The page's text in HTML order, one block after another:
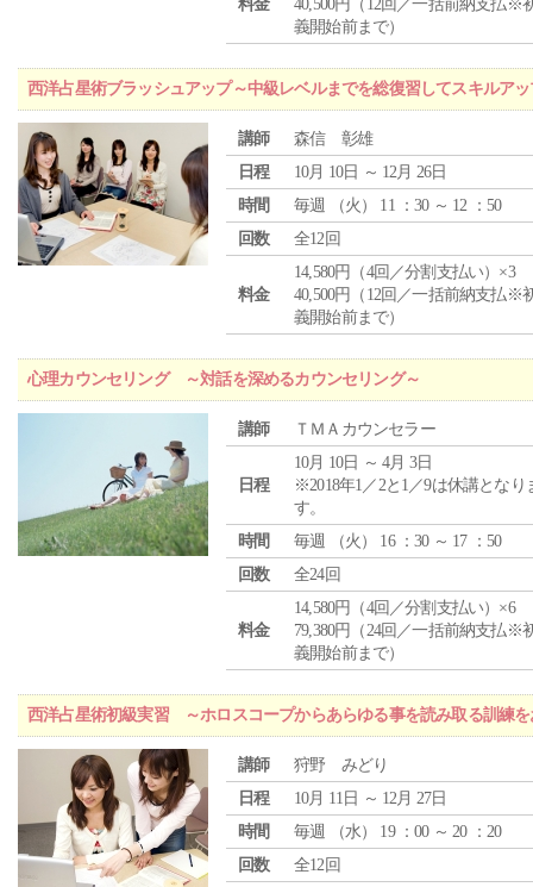
料金
40,500円（12回／一括前納支払※
義開始前まで）
西洋占星術ブラッシュアップ～中級レベルまでを総復習してスキルア
講師
森信 彰雄
日程
10月 10日 ～ 12月 26日
時間
毎週 （火 ） 11 ：30 ～ 12 ：50
回数
全12回
料金
14,580円（4回／分割支払い）×3
40,500円（12回／一括前納支払※
義開始前まで）
心理カウンセリング ～対話を深めるカウンセリング～
講師 ＴＭＡカウンセラー
日程
10月 10日 ～ 4月 3日
※2018年1／2と1／9は休講となり
す。
時間
毎週 （火 ） 16 ：30 ～ 17 ：50
回数
全24回
料金
14,580円（4回／分割支払い）×6
79,380円（24回／一括前納支払※
義開始前まで）
西洋占星術初級実習 ～ホロスコープからあらゆる事を読み取る訓練を
講師
狩野 みどり
日程
10月 11日 ～ 12月 27日
時間
毎週 （水） 19 ：00 ～ 20 ：20
回数
全12回